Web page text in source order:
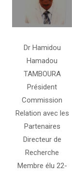
Dr Hamidou
Hamadou
TAMBOURA
Président
Commission
Relation avec les
Partenaires
Directeur de
Recherche
Membre élu 22-